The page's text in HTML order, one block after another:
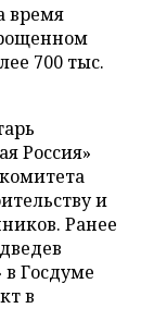
время
700 тыс.
Россия»
и
Ранее
Госдуме
в